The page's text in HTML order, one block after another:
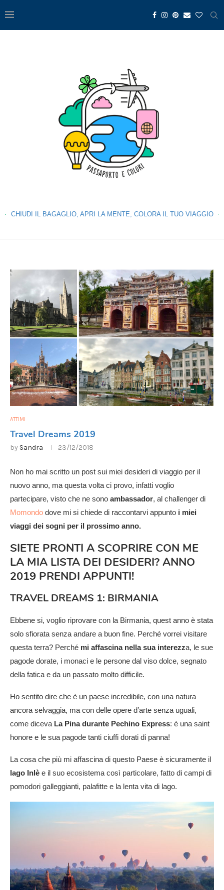
CHIUDI IL BAGAGLIO, APRI LA MENTE, COLORA IL TUO VIAGGIO
ATTIMI
Travel Dreams 2019
by Sandra 23/12/2018
Non ho mai scritto un post sui miei desideri di viaggio per il
nuovo anno, ma questa volta ci provo, infatti voglio
partecipare, visto che ne sono ambassador, al challenger di
Momondo dove mi si chiede di raccontarvi appunto i miei
viaggi dei sogni per il prossimo anno.
SIETE PRONTI A SCOPRIRE CON ME
LA MIA LISTA DEI DESIDERI? ANNO
2019 PRENDI APPUNTI!
TRAVEL DREAMS 1: BIRMANIA
Ebbene si, voglio riprovare con la Birmania, quest anno è stata
solo sfiorata senza andare a buon fine. Perché vorrei visitare
questa terra? Perché mi affascina nella sua interezza, le sue
pagode dorate, i monaci e le persone dal viso dolce, segnato
della fatica e da un passato molto difficile.
Ho sentito dire che è un paese incredibile, con una natura
ancora selvaggia, ma con delle opere d’arte senza uguali,
come diceva La Pina durante Pechino Express: è una saint
honore e le sua pagode tanti ciuffi dorati di panna!
La cosa che più mi affascina di questo Paese è sicuramente il
lago Inlè e il suo ecosistema così particolare, fatto di campi di
pomodori galleggianti, palafitte e la lenta vita di lago.